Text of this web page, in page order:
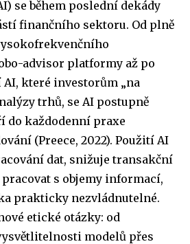
se během poslední dekády
finančního sektoru. Od plně
advisor platformy až po
které investorům „na
trhů, se AI postupně
do každodenní praxe
(Preece, 2022). Použití AI
dat, snižuje transakční
s objemy informací,
prakticky nezvládnutelné.
etické otázky: od
modelů přes